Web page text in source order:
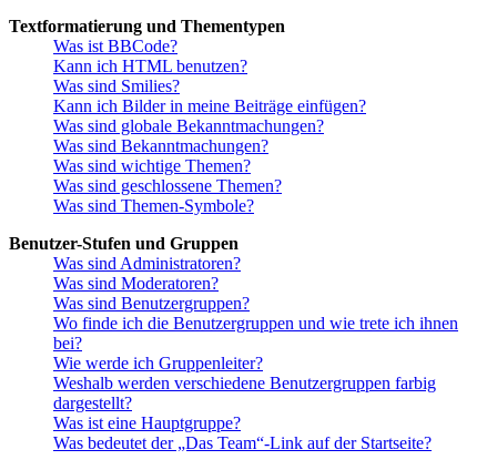
Textformatierung und Thementypen
Was ist BBCode?
Kann ich HTML benutzen?
Was sind Smilies?
Kann ich Bilder in meine Beiträge einfügen?
Was sind globale Bekanntmachungen?
Was sind Bekanntmachungen?
Was sind wichtige Themen?
Was sind geschlossene Themen?
Was sind Themen-Symbole?
Benutzer-Stufen und Gruppen
Was sind Administratoren?
Was sind Moderatoren?
Was sind Benutzergruppen?
Wo finde ich die Benutzergruppen und wie trete ich ihnen
bei?
Wie werde ich Gruppenleiter?
Weshalb werden verschiedene Benutzergruppen farbig
dargestellt?
Was ist eine Hauptgruppe?
Was bedeutet der „Das Team“-Link auf der Startseite?